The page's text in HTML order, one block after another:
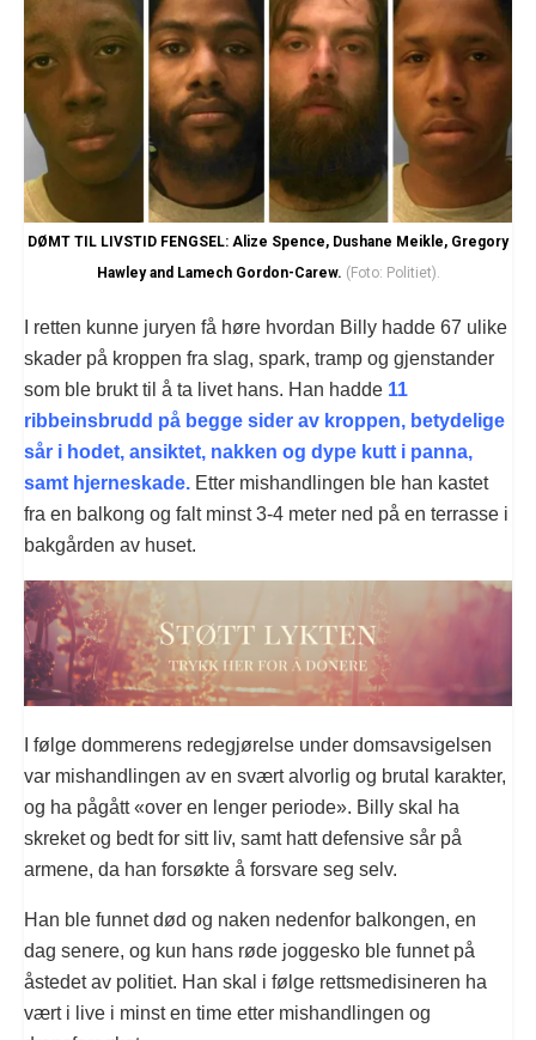
DØMT TIL LIVSTID FENGSEL: Alize Spence, Dushane Meikle, Gregory
Hawley and Lamech Gordon-Carew. (Foto: Politiet).
I retten kunne juryen få høre hvordan Billy hadde 67 ulike
skader på kroppen fra slag, spark, tramp og gjenstander
som ble brukt til å ta livet hans. Han hadde 11
ribbeinsbrudd på begge sider av kroppen, betydelige
sår i hodet, ansiktet, nakken og dype kutt i panna,
samt hjerneskade. Etter mishandlingen ble han kastet
fra en balkong og falt minst 3-4 meter ned på en terrasse i
bakgården av huset.
I følge dommerens redegjørelse under domsavsigelsen
var mishandlingen av en svært alvorlig og brutal karakter,
og ha pågått «over en lenger periode». Billy skal ha
skreket og bedt for sitt liv, samt hatt defensive sår på
armene, da han forsøkte å forsvare seg selv.
Han ble funnet død og naken nedenfor balkongen, en
dag senere, og kun hans røde joggesko ble funnet på
åstedet av politiet. Han skal i følge rettsmedisineren ha
vært i live i minst en time etter mishandlingen og